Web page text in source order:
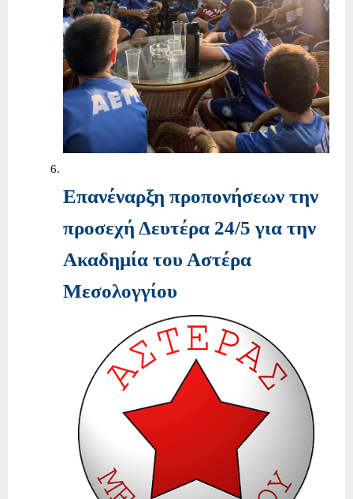
Επανέναρξη προπονήσεων την
προσεχή Δευτέρα 24/5 για την
Ακαδημία του Αστέρα
Μεσολογγίου